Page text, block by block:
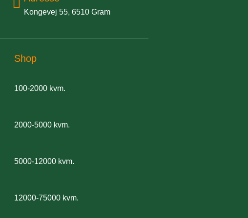
Kongevej 55, 6510 Gram
Shop
100-2000 kvm.
2000-5000 kvm.
5000-12000 kvm.
12000-75000 kvm.